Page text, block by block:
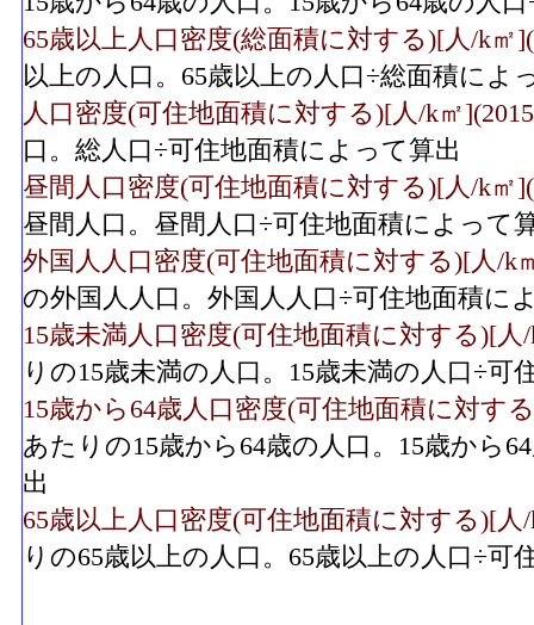
65歳以上人口密度(総面積に対する)[人/k㎡
以上の人口。65歳以上の人口÷総面積によ
人口密度(可住地面積に対する)[人/k㎡
口。総人口÷可住地面積によって算出
昼間人口密度(可住地面積に対する)[人/k㎡
昼間人口。昼間人口÷可住地面積によって
外国人人口密度(可住地面積に対する)[人/k
の外国人人口。外国人人口÷可住地面積に
15歳未満人口密度(可住地面積に対する)[人
りの15歳未満の人口。15歳未満の人口÷可
15歳から64歳人口密度(可住地面積に対す
あたりの15歳から64歳の人口。15歳から
出
65歳以上人口密度(可住地面積に対する)[人/
りの65歳以上の人口。65歳以上の人口÷可